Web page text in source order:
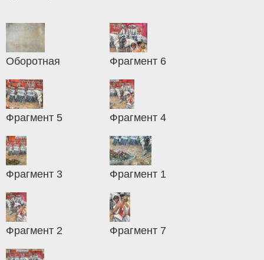
Оборотная Фрагмент 6
Фрагмент 5 Фрагмент 4
Фрагмент 3 Фрагмент 1
Фрагмент 2 Фрагмент 7